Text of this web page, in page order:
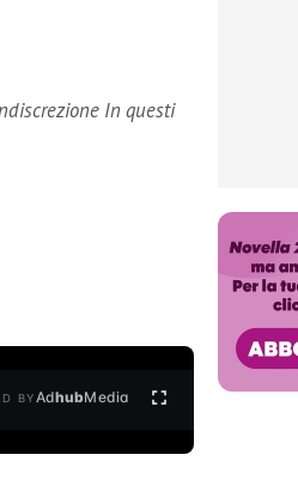
In questi
BYAdhubMedia